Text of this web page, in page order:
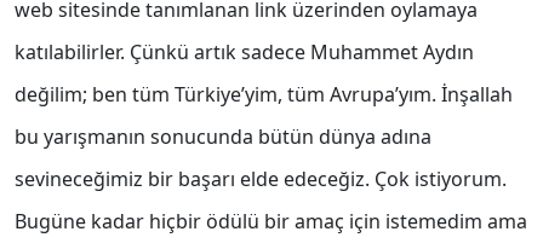
web sitesinde tanımlanan link üzerinden oylamaya
katılabilirler. Çünkü artık sadece Muhammet Aydın
değilim; ben tüm Türkiye’yim, tüm Avrupa’yım. İnşallah
bu yarışmanın sonucunda bütün dünya adına
sevineceğimiz bir başarı elde edeceğiz. Çok istiyorum.
Bugüne kadar hiçbir ödülü bir amaç için istemedim ama